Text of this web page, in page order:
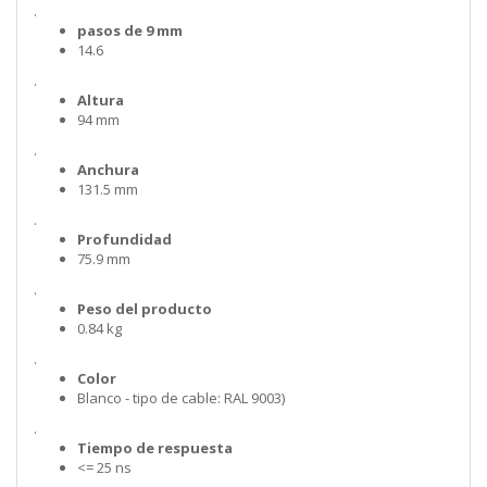
.
pasos de 9 mm
14.6
.
Altura
94 mm
.
Anchura
131.5 mm
.
Profundidad
75.9 mm
.
Peso del producto
0.84 kg
.
Color
Blanco - tipo de cable: RAL 9003)
.
Tiempo de respuesta
<= 25 ns